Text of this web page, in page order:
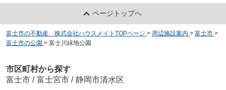
ページトップへ
富士市の不動産 株式会社ハウスメイトTOPページ > 周辺施設案内 > 富士市 >
富士市の公園 > 富士川緑地公園
市区町村から探す
富士市 / 富士宮市 / 静岡市清水区